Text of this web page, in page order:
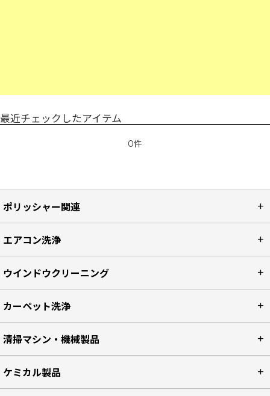
最近チェックしたアイテム
0件
ポリッシャー関連
エアコン洗浄
ウインドウクリーニング
カーペット洗浄
清掃マシン・機械製品
ケミカル製品